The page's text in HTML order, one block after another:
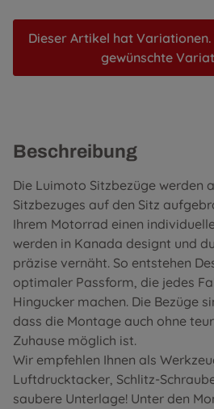
Dieser Artikel hat
gewünschte
Beschreibung
Die Luimoto Sitzbezüge werden
Sitzbezuges auf den Sitz
Ihrem Motorrad einen
werden in Kanada designt und
präzise vernäht. So entstehen
optimaler Passform, die jedes
Hingucker machen. Die Bezüge
dass die Montage auch ohne
Zuhause möglich ist.
Wir empfehlen Ihnen als
Luftdrucktacker, Schlitz-
saubere Unterlage! Unter den